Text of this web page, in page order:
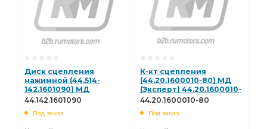
Диск сцепления
нажимной (44.514-
142.1601090) МД
(Эксперт) 44.142.1601090
44.142.1601090
Под заказ
К-кт сцепления
(44.20.1600010-80) МД
(Эксперт) 44.20.1600010-
80
44.20.1600010-80
Под заказ